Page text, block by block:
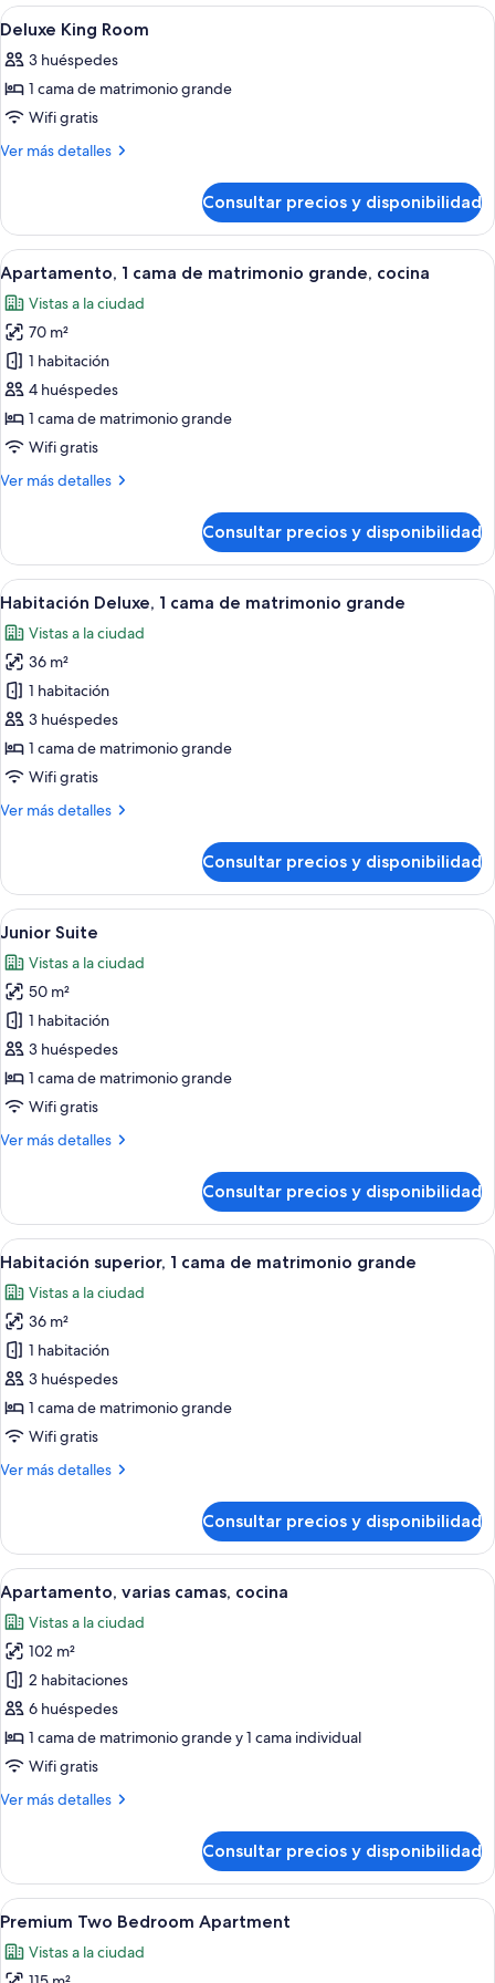
Room
Abrir
todas
las
fotos
de
Deluxe
Habitación de hotel con cama,
6
Deluxe King Room
3 huéspedes
1 cama de matrimonio grande
Wifi gratis
Ver más detalles
Más
King
Room
Consultar precios y disponibilidad
Abrir
todas
las
fotos
de
Apartamento,
1
cama
matrimonio
Habitación de hotel con una cama
11
Apartamento, 1 cama de matrimonio grande, cocina
Vistas a la ciudad
70 m²
1 habitación
4 huéspedes
1 cama de matrimonio grande
Wifi gratis
Ver más detalles
Más
1
cama
de
grande,
cocina
Consultar precios y disponibilidad
Abrir
todas
las
fotos
de
Habitación
Deluxe,
1
de
Habitación de hotel con una cama
9
Habitación Deluxe, 1 cama de matrimonio grande
Vistas a la ciudad
36 m²
1 habitación
3 huéspedes
1 cama de matrimonio grande
Wifi gratis
Ver más detalles
Más
Deluxe,
cama
matrimonio
grande
Consultar precios y disponibilidad
Abrir
todas
las
fotos
de
Junior
Suite
Habitación de hotel con una cama
10
Junior Suite
Vistas a la ciudad
50 m²
1 habitación
3 huéspedes
1 cama de matrimonio grande
Wifi gratis
Ver más detalles
Más
Suite
Consultar precios y disponibilidad
Abrir
todas
las
fotos
de
Habitación
superior,
1
de
Habitación de hotel con una cama
8
Habitación superior, 1 cama de matrimonio grande
Vistas a la ciudad
36 m²
1 habitación
3 huéspedes
1 cama de matrimonio grande
Wifi gratis
Ver más detalles
Más
superior,
cama
de
matrimonio
grande
Consultar precios y disponibilidad
Abrir
todas
las
fotos
de
Apartamento,
varias
camas,
Habitación de hotel con una cama
13
Apartamento, varias camas, cocina
Vistas a la ciudad
102 m²
2 habitaciones
6 huéspedes
1 cama de matrimonio grande y 1 cama individual
Wifi gratis
Ver más detalles
Más
varias
camas,
cocina
Consultar precios y disponibilidad
Abrir
todas
las
Una habitación de hotel con una
15
Premium Two Bedroom Apartment
Vistas a la ciudad